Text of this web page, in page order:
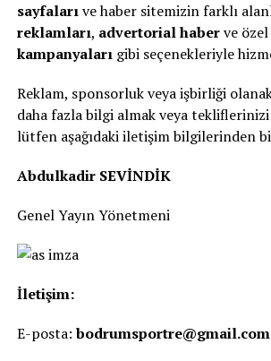
sayfalarıve haber sitemizin farklı
reklamları, advertorial haberve özel
kampanyalarıgibi seçenekleriyle
Reklam, sponsorluk veya işbirliği
daha fazla bilgi almak veya
lütfen aşağıdaki iletişim bilgilerinden
Abdulkadir SEVİNDİK
Genel Yayın Yönetmeni
İletişim:
E-posta:bodrumsportre@gmail.com